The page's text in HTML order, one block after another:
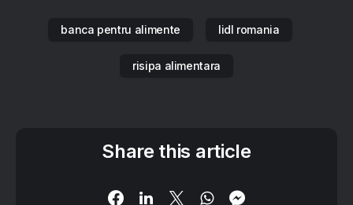
banca pentru alimente lidl romania
risipa alimentara
Share this article